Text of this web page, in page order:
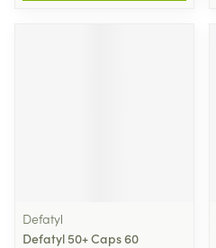
Defatyl
Defatyl 50+ Caps 60